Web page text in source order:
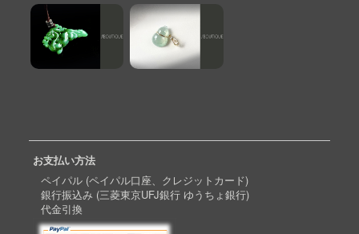
お支払い方法
ペイパル (ペイパル口座、クレジットカード)
銀行振込み (三菱東京UFJ銀行 ゆうちょ銀行)
代金引換